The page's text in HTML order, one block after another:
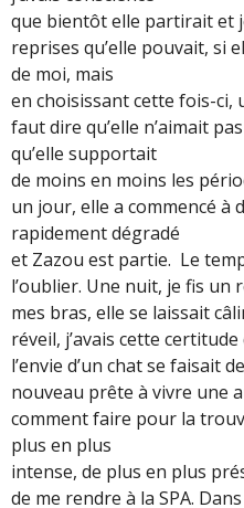
que bientôt elle partirait et
reprises qu’elle pouvait, si
de moi, mais
en choisissant cette fois-ci,
faut dire qu’elle n’aimait
qu’elle supportait
de moins en moins les
un jour, elle a commencé à
rapidement dégradé
et Zazou est partie. Le
l’oublier. Une nuit, je fis un
mes bras, elle se laissait
réveil, j’avais cette
l’envie d’un chat se faisait
nouveau prête à vivre une
comment faire pour la
plus en plus
intense, de plus en plus
de me rendre à la SPA.